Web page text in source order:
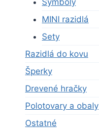
Symboly
MINI razidlá
Sety
Razidlá do kovu
Šperky
Drevené hračky
Polotovary a obaly
Ostatné